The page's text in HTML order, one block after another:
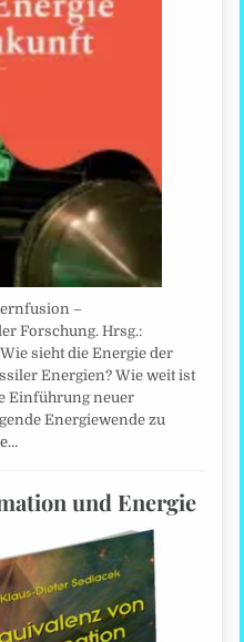
–
Forschung. Hrsg.:
sieht die Energie der
Energien? Wie weit ist
Einführung neuer
Energiewende zu
und Energie